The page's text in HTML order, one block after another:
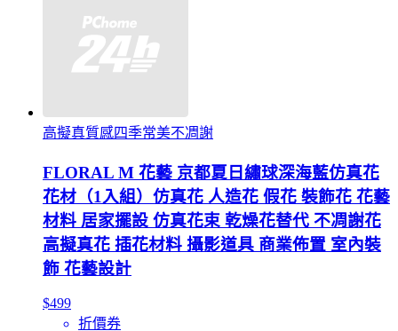
高擬真質感四季常美不凋謝
FLORAL M 花藝 京都夏日繡球深海藍仿真花
花材（1入組）仿真花 人造花 假花 裝飾花 花藝
材料 居家擺設 仿真花束 乾燥花替代 不凋謝花
高擬真花 插花材料 攝影道具 商業佈置 室內裝
飾 花藝設計
$499
折價券